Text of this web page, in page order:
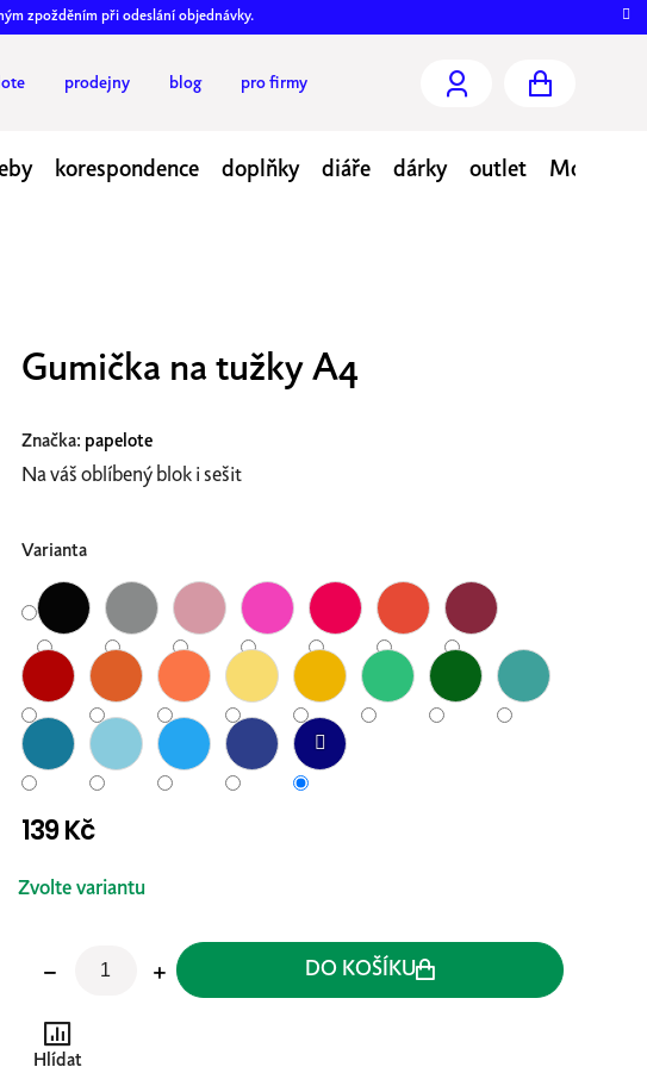
zpožděním při odeslání objednávky.
prodejny blog pro firmy
KOŠÍK
korespondence doplňky diáře dárky outlet Moje
Gumička na tužky A4
Značka: papelote
Na váš oblíbený blok i sešit
Varianta
139 Kč
Měrná
Zvolte variantu
DO KOŠÍKU
Hlídat